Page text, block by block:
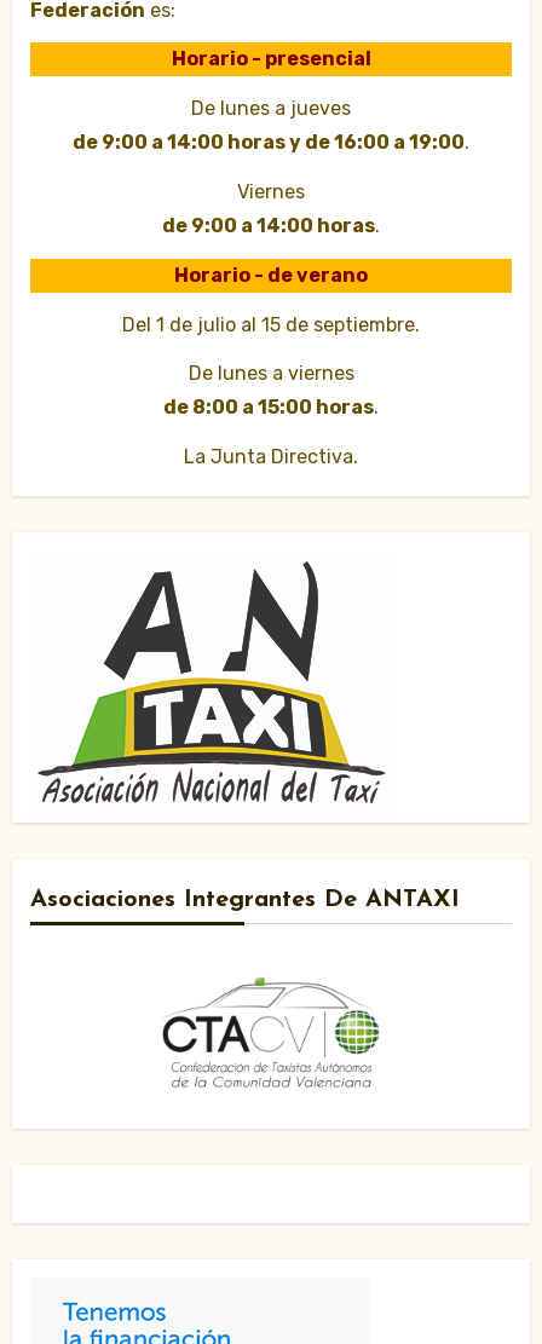
Federación es:
Horario - presencial
De lunes a jueves
de 9:00 a 14:00 horas y de 16:00 a 19:00.
Viernes
de 9:00 a 14:00 horas.
Horario - de verano
Del 1 de julio al 15 de septiembre.
De lunes a viernes
de 8:00 a 15:00 horas.
La Junta Directiva.
Asociaciones Integrantes De ANTAXI